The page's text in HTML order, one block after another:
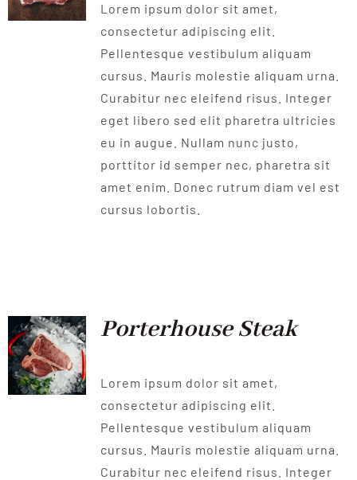
Lorem ipsum dolor sit amet,
consectetur adipiscing elit.
Pellentesque vestibulum aliquam
cursus. Mauris molestie aliquam urna.
Curabitur nec eleifend risus. Integer
eget libero sed elit pharetra ultricies
eu in augue. Nullam nunc justo,
porttitor id semper nec, pharetra sit
amet enim. Donec rutrum diam vel est
cursus lobortis.
Porterhouse Steak
Lorem ipsum dolor sit amet,
consectetur adipiscing elit.
Pellentesque vestibulum aliquam
cursus. Mauris molestie aliquam urna.
Curabitur nec eleifend risus. Integer